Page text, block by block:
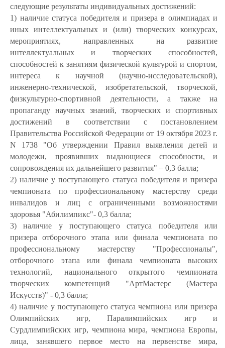
следующие результаты индивидуальных достижений:
1) наличие статуса победителя и призера в олимпиадах и
иных интеллектуальных и (или) творческих конкурсах,
мероприятиях, направленных на развитие
интеллектуальных и творческих способностей,
способностей к занятиям физической культурой и спортом,
интереса к научной (научно-исследовательской),
инженерно-технической, изобретательской, творческой,
физкультурно-спортивной деятельности, а также на
пропаганду научных знаний, творческих и спортивных
достижений в соответствии с постановлением
Правительства Российской Федерации от 19 октября 2023 г.
N 1738 "Об утверждении Правил выявления детей и
молодежи, проявивших выдающиеся способности, и
сопровождения их дальнейшего развития" – 0,3 балла;
2) наличие у поступающего статуса победителя и призера
чемпионата по профессиональному мастерству среди
инвалидов и лиц с ограниченными возможностями
здоровья "Абилимпикс"- 0,3 балла;
3)наличие у поступающего статуса победителя или
призера отборочного этапа или финала чемпионата по
профессиональному мастерству "Профессионалы",
отборочного этапа или финала чемпионата высоких
технологий, национального открытого чемпионата
творческих компетенций "АртМастерс (Мастера
Искусств)" - 0,3 балла;
4) наличие у поступающего статуса чемпиона или призера
Олимпийских игр, Паралимпийских игр и
Сурдлимпийских игр, чемпиона мира, чемпиона Европы,
лица, занявшего первое место на первенстве мира,